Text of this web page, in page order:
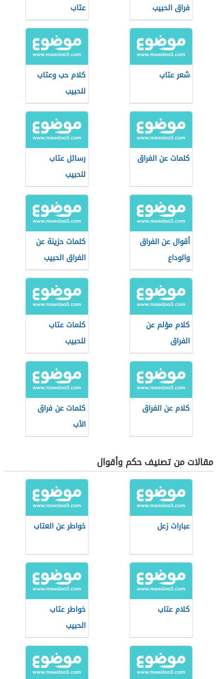
فراق الحبيب عتاب
شعر عتاب
كلام حب وعتاب
للحبيب
كلمات عن الفراق
رسائل عتاب
للحبيب
أقوال عن الفراق
والوداع
كلمات حزينة عن
الفراق الحبيب
كلام مؤلم عن
الفراق
كلمات عتاب
للحبيب
كلام عن الفراق
كلمات عن فراق
الأب
مقالات من تصنيف حكم وأقوال
عبارات زعل خواطر عن العتاب
كلام عتاب
خواطر عتاب
الحبيب